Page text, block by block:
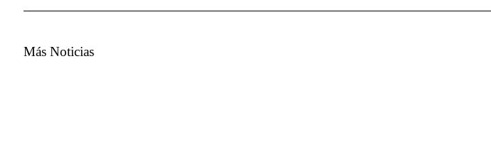
Más Noticias